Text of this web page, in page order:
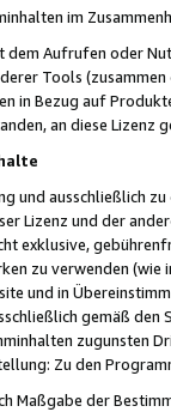
im
dem Aufrufen oder
Tools (zusammen
in Bezug auf
an diese Lizenz
und ausschließlich
Lizenz und der
exklusive,
zu verwenden
und in
gemäß
zugunsten
Zu den
Maßgabe der